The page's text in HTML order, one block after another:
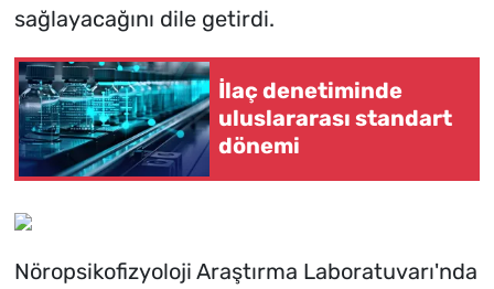
sağlayacağını dile getirdi.
İlaç denetiminde
uluslararası standart
dönemi
Nöropsikofizyoloji Araştırma Laboratuvarı'nda